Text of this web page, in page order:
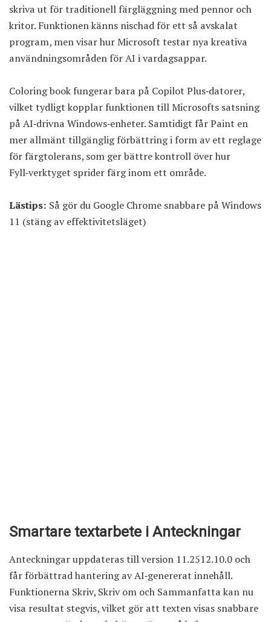
skriva ut för traditionell färgläggning med pennor och
kritor. Funktionen känns nischad för ett så avskalat
program, men visar hur Microsoft testar nya kreativa
användningsområden för AI i vardagsappar.
Coloring book fungerar bara på Copilot Plus‑datorer,
vilket tydligt kopplar funktionen till Microsofts satsning
på AI‑drivna Windows‑enheter. Samtidigt får Paint en
mer allmänt tillgänglig förbättring i form av ett reglage
för färgtolerans, som ger bättre kontroll över hur
Fyll‑verktyget sprider färg inom ett område.
Lästips: Så gör du Google Chrome snabbare på Windows
11 (stäng av effektivitetsläget)
Smartare textarbete i Anteckningar
Anteckningar uppdateras till version 11.2512.10.0 och
får förbättrad hantering av AI‑genererat innehåll.
Funktionerna Skriv, Skriv om och Sammanfatta kan nu
visa resultat stegvis, vilket gör att texten visas snabbare